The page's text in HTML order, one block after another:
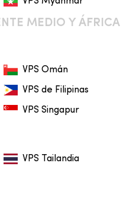
MEDIO Y ÁFRICA
VPS Omán
VPS de Filipinas
VPS Singapur
VPS Tailandia